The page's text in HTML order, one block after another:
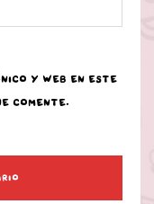
y web en este
comente.